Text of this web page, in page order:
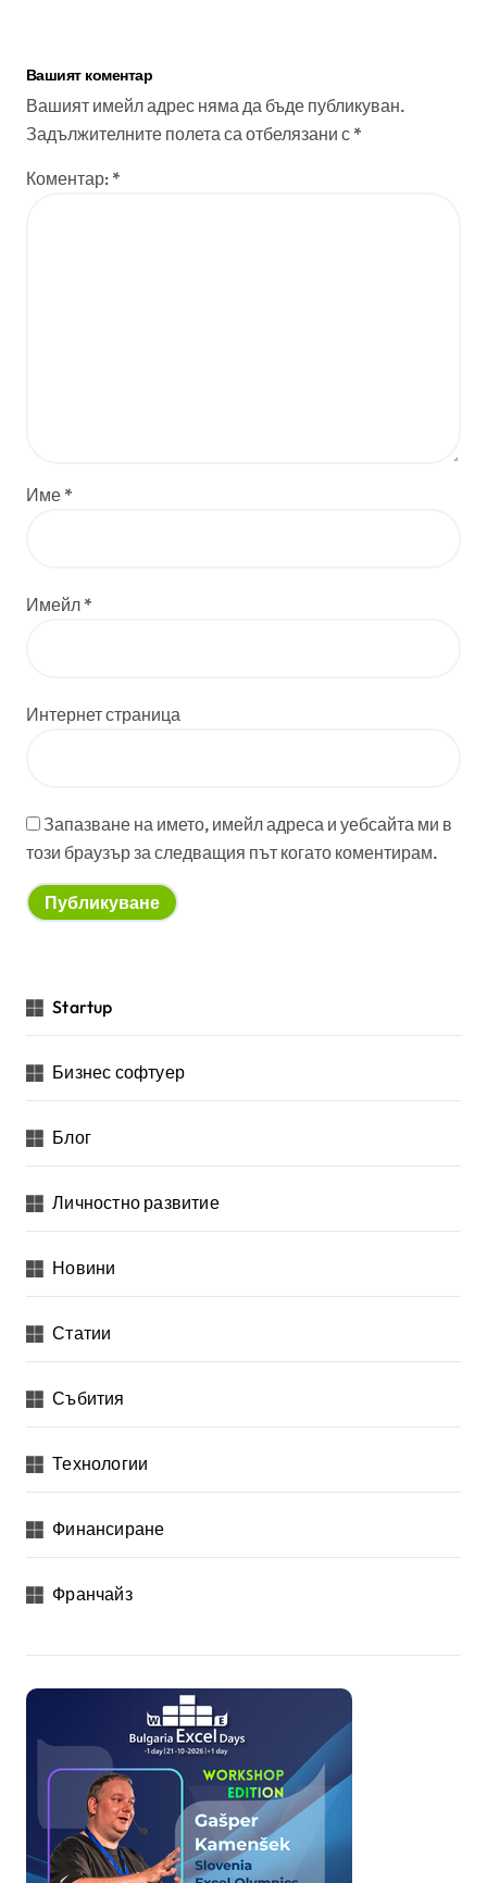
Вашият коментар
Вашият имейл адрес няма да бъде публикуван.
Задължителните полета са отбелязани с *
Коментар: *
Име *
Имейл *
Интернет страница
Запазване на името, имейл адреса и уебсайта ми в
този браузър за следващия път когато коментирам.
Startup
Бизнес софтуер
Блог
Личностно развитие
Новини
Статии
Събития
Технологии
Финансиране
Франчайз